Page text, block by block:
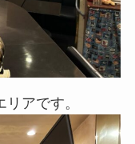
アです。